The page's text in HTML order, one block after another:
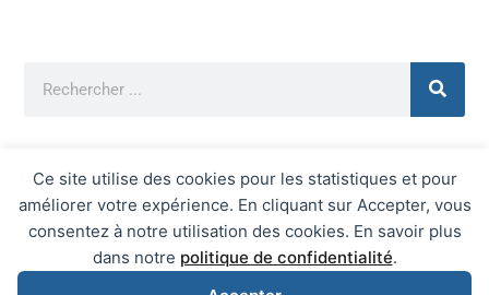
Ce site utilise des cookies pour les statistiques et pour
améliorer votre expérience. En cliquant sur Accepter, vous
consentez à notre utilisation des cookies. En savoir plus
dans notre politique de confidentialité.
Mentions Légales
Mairie d'Écrainville © 2026 Tous Droits Réservés